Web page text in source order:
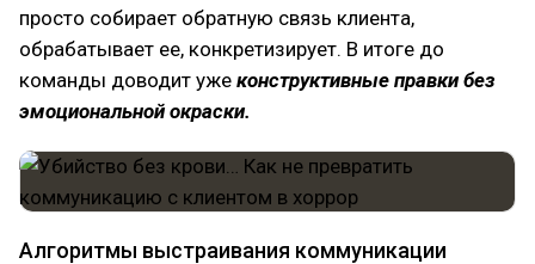
просто собирает обратную связь клиента,
обрабатывает ее, конкретизирует. В итоге до
команды доводит уже конструктивные правки без
эмоциональной окраски.
Алгоритмы выстраивания коммуникации